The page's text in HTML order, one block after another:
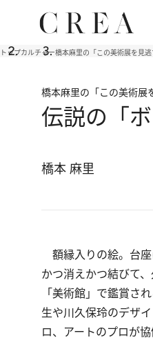
トップカルチャー橋本麻里の「この美術展を見逃
橋本麻里の「この美術展
伝説の「
橋本 麻里
額縁入りの絵。台座
かつ消えかつ結びて
「美術館」で鑑賞さ
生や川久保玲のデザ
ロ、アートのプロが